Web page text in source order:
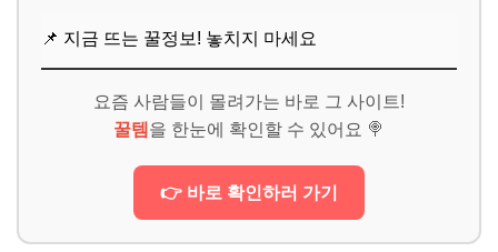
📌 지금 뜨는 꿀정보! 놓치지 마세요
요즘 사람들이 몰려가는 바로 그 사이트!
꿀템 을 한눈에 확인할 수 있어요 🍭
👉 바로 확인하러 가기